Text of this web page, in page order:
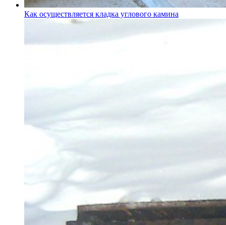
Как осуществляется кладка углового камина